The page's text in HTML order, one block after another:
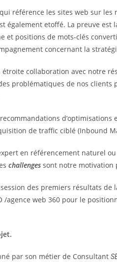
référence les sites web sur les
également etoffé. La preuve
et positions de mots-clés
concernant la
collaboration avec notre
problématiques de nos
d’optimisations
de traffic ciblé (Inbound
en référencement naturel ou
challenges sont notre motivation
des premiers résultats de
agence web 360 pour le
par son métier de Consultant